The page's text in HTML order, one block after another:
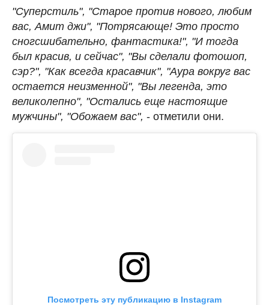
"Суперстиль", "Старое против нового, любим
вас, Амит джи", "Потрясающе! Это просто
сногсшибательно, фантастика!", "И тогда
был красив, и сейчас", "Вы сделали фотошоп,
сэр?", "Как всегда красавчик", "Аура вокруг вас
остается неизменной", "Вы легенда, это
великолепно", "Остались еще настоящие
мужчины", "Обожаем вас", - отметили они.
Посмотреть эту публикацию в Instagram